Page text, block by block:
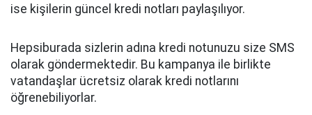
ise kişilerin güncel kredi notları paylaşılıyor.
Hepsiburada sizlerin adına kredi notunuzu size SMS
olarak göndermektedir. Bu kampanya ile birlikte
vatandaşlar ücretsiz olarak kredi notlarını
öğrenebiliyorlar.